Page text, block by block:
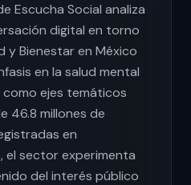
Escucha Social analiza
digital en torno
y Bienestar en México
en la salud mental
ejes temáticos
46.8 millones de
en
el sector experimenta
del interés público